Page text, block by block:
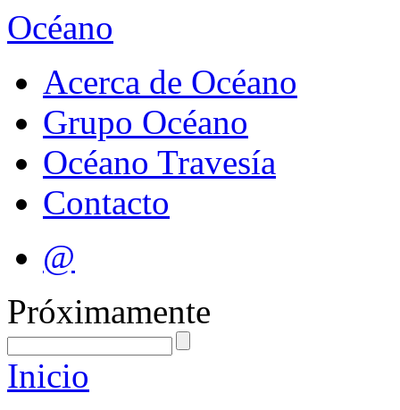
Océano
Acerca de Océano
Grupo Océano
Océano Travesía
Contacto
@
Próximamente
Inicio